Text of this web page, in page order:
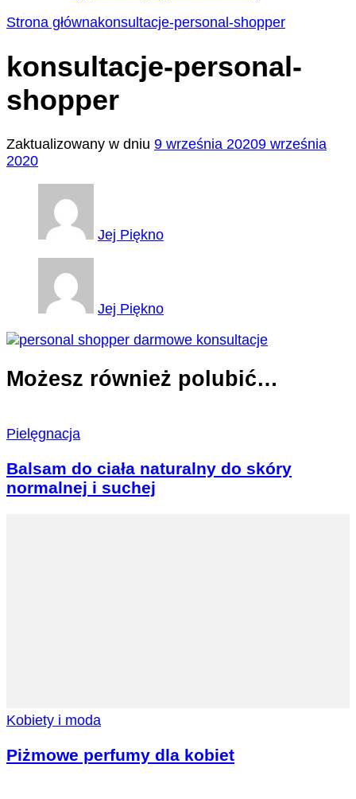
Strona głównakonsultacje-personal-shopper
konsultacje-personal-
shopper
Zaktualizowany w dniu 9 września 20209 września
2020
Jej Piękno
Jej Piękno
Możesz również polubić…
Pielęgnacja
Balsam do ciała naturalny do skóry
normalnej i suchej
Kobiety i moda
Piżmowe perfumy dla kobiet